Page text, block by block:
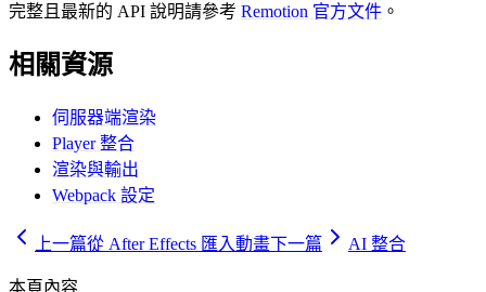
完整且最新的 API 說明請參考 Remotion 官方文件 。
相關資源
伺服器端渲染
Player 整合
渲染與輸出
Webpack 設定
上一篇從 After Effects 匯入動畫下一篇 AI 整合
本頁內容